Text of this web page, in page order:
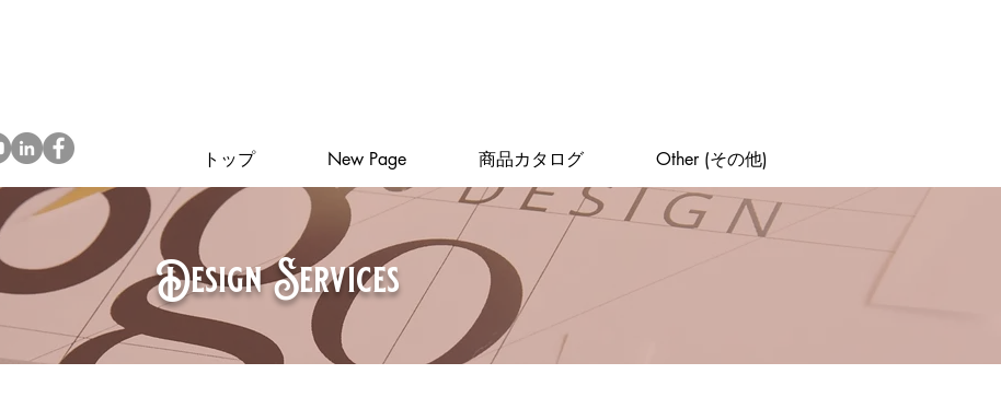
トップ New Page 商品カタログ Other (その他)
Design Services